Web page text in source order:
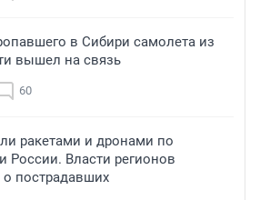
в Сибири самолета из
вышел на связь
60
ракетами и дронами по
России. Власти регионов
пострадавших